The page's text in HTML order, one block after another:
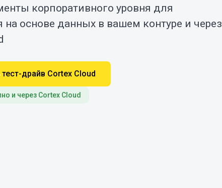
корпоративного уровня для
на основе данных в вашем контуре и через
драйв Cortex Cloud
и через Cortex Cloud